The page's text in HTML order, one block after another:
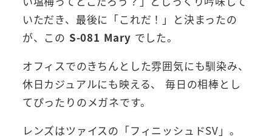
いただき、最後に「これだ！」と決まったの
が、この S-081 Mary でした。
オフィスでのきちんとした雰囲気にも馴染み、
休日カジュアルにも映える、 毎日の相棒とし
てぴったりのメガネです。
レンズはツァイスの「フィニッシュドSV」。